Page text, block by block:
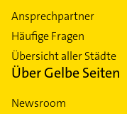
Ansprechpartner
Häufige Fragen
Übersicht aller Städte
Über Gelbe Seiten
Newsroom